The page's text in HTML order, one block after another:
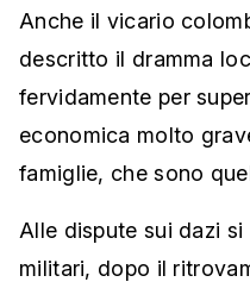
Anche il vicario
descritto il dramma
fervidamente per
economica molto
famiglie, che sono
Alle dispute sui dazi
militari, dopo il